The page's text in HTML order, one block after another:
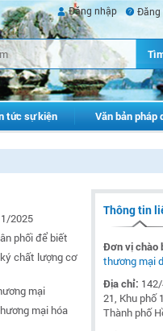
Đăng
Đăng nhập
tức sự kiện Văn bản pháp
2025
phối để biết
chất lượng cơ
mại
mại hóa
Thông tin
Đơn vị chào
thương mại
Địa chỉ:
21, Khu phố
Thành phố